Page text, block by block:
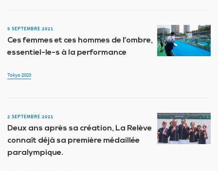
9 SEPTEMBRE 2021
Ces femmes et ces hommes de l’ombre,
essentiel-le-s à la performance
Tokyo 2020
2 SEPTEMBRE 2021
Deux ans après sa création, La Relève
connaît déjà sa première médaillée
paralympique.